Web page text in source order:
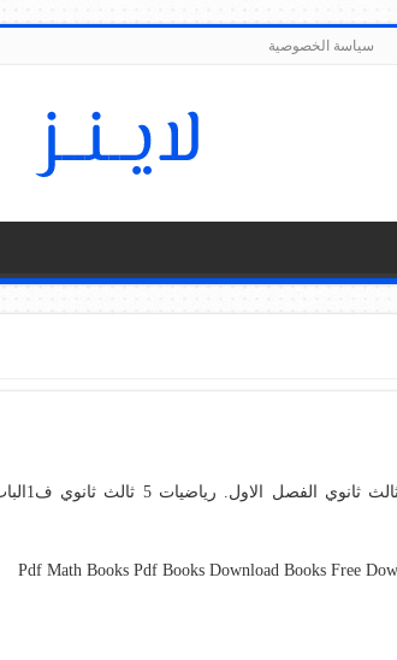
سياسة الخصوصية
وتحميل الملزمة واوراق